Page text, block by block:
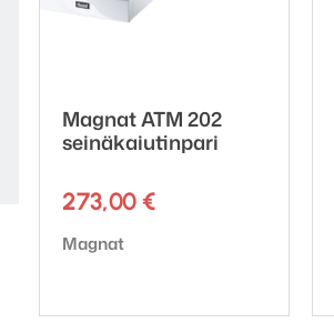
Magnat ATM 202
seinäkaiutinpari
273,00 €
Tuotemerkki:
Magnat